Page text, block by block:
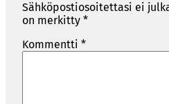
Sähköpostiosoitettasi ei
on merkitty *
Kommentti *